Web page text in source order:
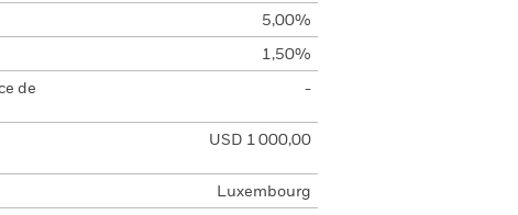
5,00%
1,50%
de
-
USD 1 000,00
Luxembourg